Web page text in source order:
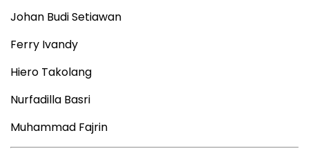
Johan Budi Setiawan
Ferry Ivandy
Hiero Takolang
Nurfadilla Basri
Muhammad Fajrin